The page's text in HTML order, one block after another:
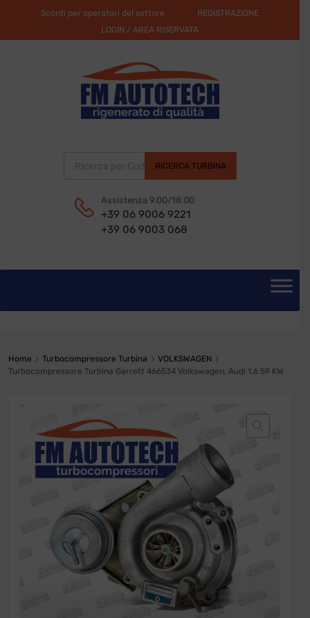
Sconti per operatori del settore
REGISTRAZIONE
LOGIN / AREA RISERVATA
RICERCA TURBINA
Assistenza 9.00/18.00
+39 06 9006 9221
+39 06 9003 068
Home Turbocompressore Turbina
VOLKSWAGEN
Turbocompressore Turbina Garrett 466534 Volkswagen, Audi 1.6 59 KW